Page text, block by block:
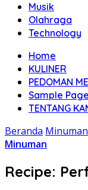
Musik
Olahraga
Technology
Home
KULINER
PEDOMAN
Sample Page
TENTANG
Beranda Minuman
Minuman
Recipe: